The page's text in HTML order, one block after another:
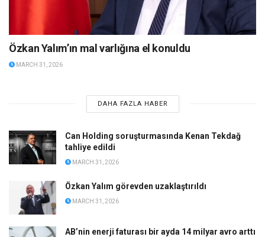
Özkan Yalım’ın mal varlığına el konuldu
MARCH 31, 2026
DAHA FAZLA HABER
Can Holding soruşturmasında Kenan Tekdağ
tahliye edildi
MARCH 31, 2026
Özkan Yalım görevden uzaklaştırıldı
MARCH 31, 2026
AB’nin enerji faturası bir ayda 14 milyar avro arttı